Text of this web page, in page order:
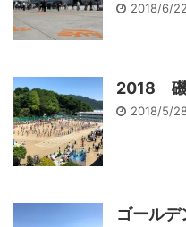
2018/6/
2018 磯
2018/5/
ゴール